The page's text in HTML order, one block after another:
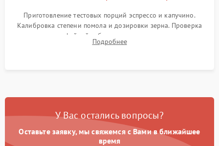
Приготовление тестовых порций эспрессо и капучино.
Калибровка степени помола и дозировки зерна. Проверка
плотности кофейной таблетки, температуры напитка и
качества молочной пены. Контроль отсутствия посторонних
Подробнее
У Вас остались вопросы?
Оставьте заявку, мы свяжемся с Вами в ближайшее
время